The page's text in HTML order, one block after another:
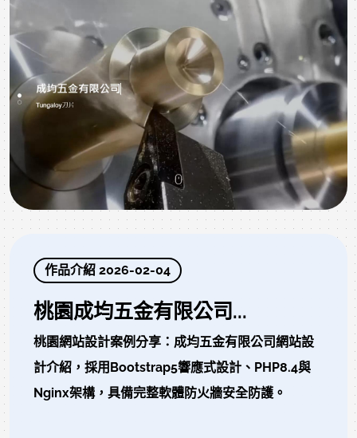
作品介紹 2026-02-04
桃園成均五金有限公司...
桃園網站設計案例分享：成均五金有限公司網站設
計介紹，採用Bootstrap5響應式設計、PHP8.4與
Nginx架構，具備完整軟體防火牆安全防護。